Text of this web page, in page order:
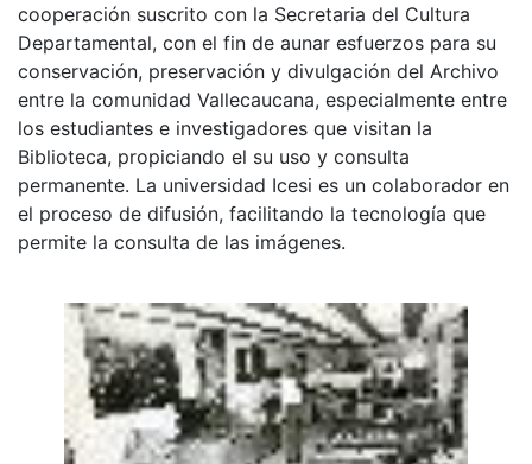
cooperación suscrito con la Secretaria del Cultura
Departamental, con el fin de aunar esfuerzos para su
conservación, preservación y divulgación del Archivo
entre la comunidad Vallecaucana, especialmente entre
los estudiantes e investigadores que visitan la
Biblioteca, propiciando el su uso y consulta
permanente. La universidad Icesi es un colaborador en
el proceso de difusión, facilitando la tecnología que
permite la consulta de las imágenes.